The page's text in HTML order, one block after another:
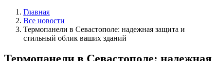
Главная
Все новости
Термопанели в Севастополе: надежная защита и
стильный облик ваших зданий